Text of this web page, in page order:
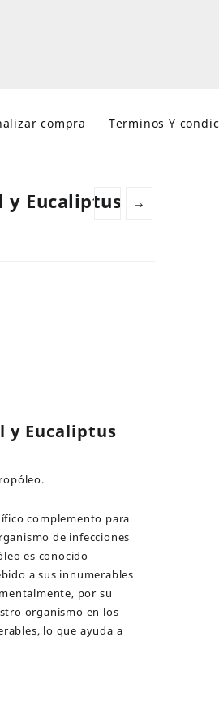
compra Terminos Y
← →
y Eucaliptus
y Eucaliptus
complemento para
de infecciones
es conocido
a sus innumerables
por su
organismo en los
lo que ayuda a